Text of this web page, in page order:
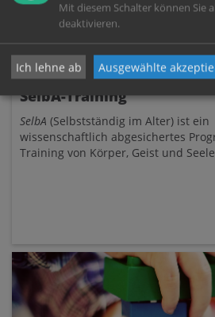
SelbA-Training
SelbA (Selbstständig im Alter) ist ein
wissenschaftlich abgesichertes
Training von Körper, Geist und
Mit diesem Schalter können Sie
deaktivieren.
Ich lehne ab Ausgewählte